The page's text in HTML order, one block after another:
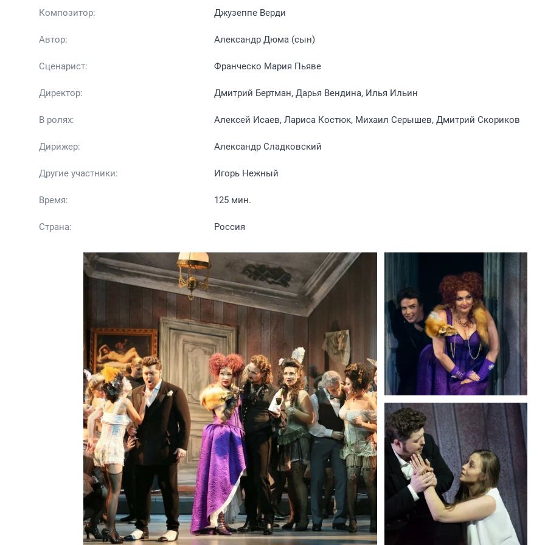
Композитор: Джузеппе Верди
Автор: Александр Дюма (сын)
Сценарист: Франческо Мария Пьяве
Директор: Дмитрий Бертман, Дарья Вендина, Илья Ильин
В ролях: Алексей Исаев, Лариса Костюк, Михаил Серышев, Дмитрий Скориков
Дирижер: Александр Сладковский
Другие участники: Игорь Нежный
Время: 125 мин.
Страна: Россия